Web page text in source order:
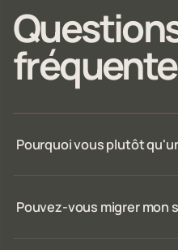
Pourquoi vous plutôt
Pouvez-vous migrer mon